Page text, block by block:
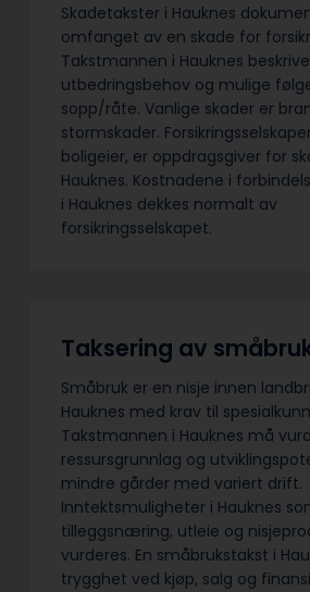
Skadetakster i Hauknes
omfanget av en skade for
Takstmannen i Hauknes
utbedringsbehov og mulige
sopp/råte. Vanlige skader er
stormskader.
boligeier, er oppdragsgiver for
Hauknes. Kostnadene i
i Hauknes dekkes normalt av
forsikringsselskapet.
Taksering av
Småbruk er en nisje innen
Hauknes med krav til
Takstmannen i Hauknes må
ressursgrunnlag og
mindre gårder med variert drift.
Inntektsmuligheter i Hauknes
tilleggsnæring, utleie og
vurderes. En småbrukstakst i
trygghet ved kjøp, salg og